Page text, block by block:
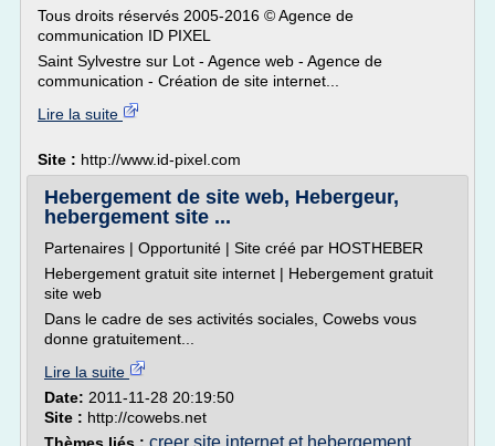
Tous droits réservés 2005-2016 © Agence de
communication ID PIXEL
Saint Sylvestre sur Lot - Agence web - Agence de
communication - Création de site internet...
Lire la suite
Site : http://www.id-pixel.com
Hebergement de site web, Hebergeur,
hebergement site ...
Partenaires | Opportunité | Site créé par HOSTHEBER
Hebergement gratuit site internet | Hebergement gratuit
site web
Dans le cadre de ses activités sociales, Cowebs vous
donne gratuitement...
Lire la suite
Date: 2011-11-28 20:19:50
Site : http://cowebs.net
creer site internet et hebergement